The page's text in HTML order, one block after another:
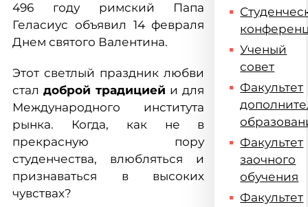
496 году римский Папа
Геласиус объявил 14 февраля
Днем святого Валентина.
Этот светлый праздник любви
сталдоброй традицией и для
Международного института
рынка. Когда, как не в
прекрасную пору
студенчества, влюбляться и
признаваться в высоких
чувствах?
Ученый
совет
Факультет
Факультет
заочного
обучения
Факультет